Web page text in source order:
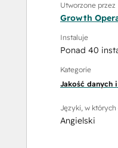
Utworzone przez
Growth
Instaluje
Ponad 40
Kategorie
Jakość danych
Języki, w
Angielski